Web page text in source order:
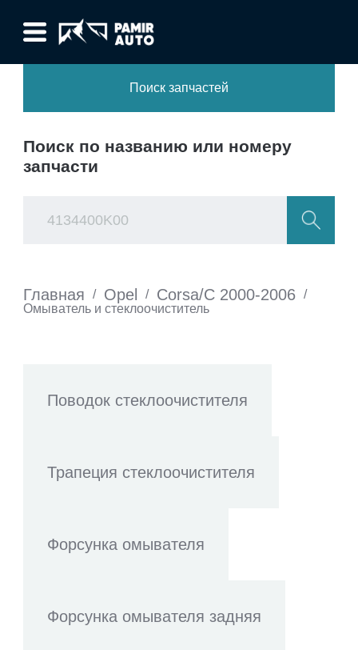
Поиск запчастей
Поиск по названию или номеру
запчасти
Главная / Opel / Corsa/C 2000-2006 /
Омыватель и стеклоочиститель
Поводок стеклоочистителя
Трапеция стеклоочистителя
Форсунка омывателя
Форсунка омывателя задняя